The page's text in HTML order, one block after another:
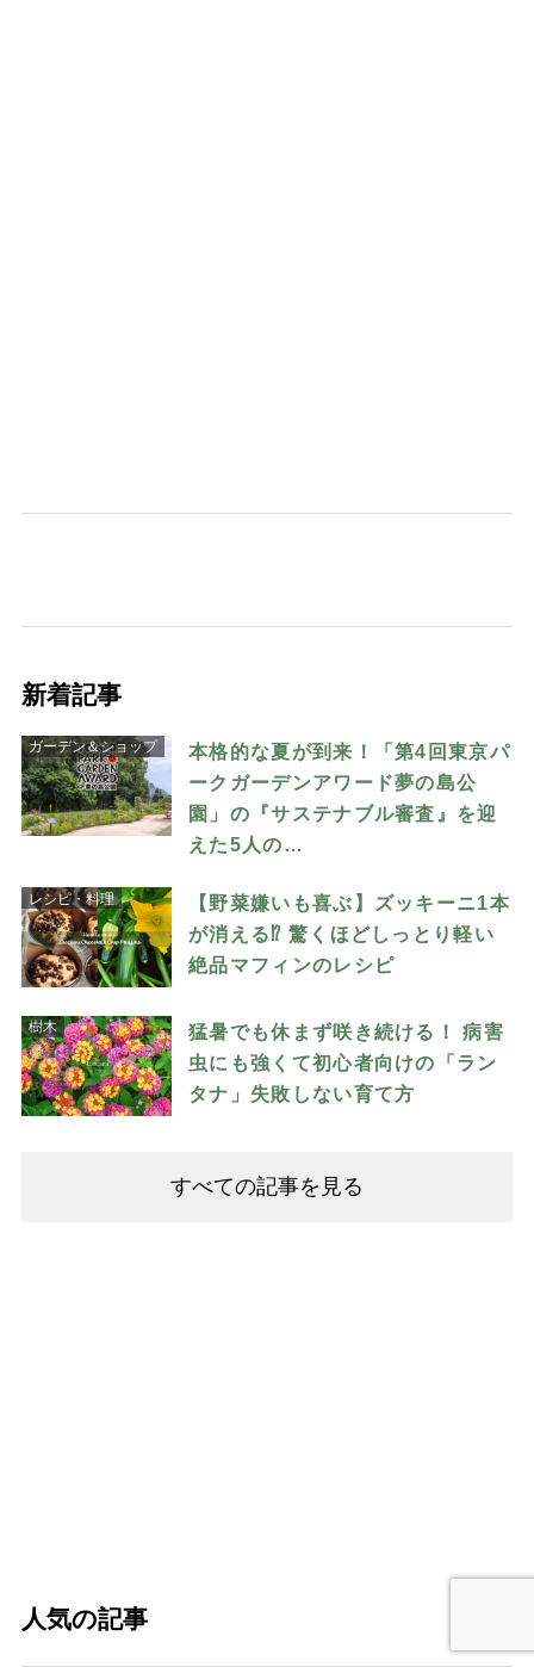
新着記事
ガーデン＆ショップ
本格的な夏が到来！「第4回東京パ
ークガーデンアワード夢の島公
園」の『サステナブル審査』を迎
えた5人の…
レシピ・料理
【野菜嫌いも喜ぶ】ズッキーニ1本
が消える⁉︎ 驚くほどしっとり軽い
絶品マフィンのレシピ
樹木
猛暑でも休まず咲き続ける！ 病害
虫にも強くて初心者向けの「ラン
タナ」失敗しない育て方
すべての記事を見る
人気の記事